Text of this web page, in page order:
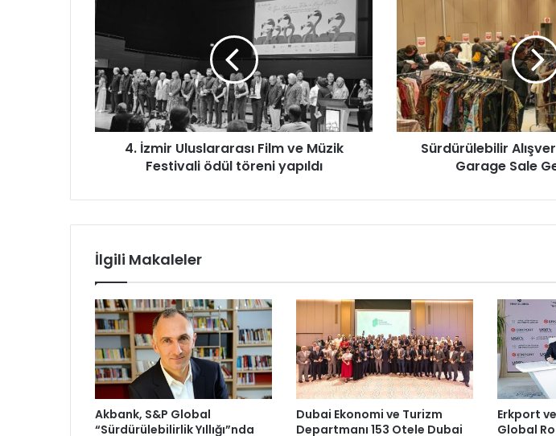
İ
m
i
r
U
l
a
r
a
s
ı
F
i
l
m
v
e
M
4. İzmir Uluslararası Film ve Müzik
Festivali ödül töreni yapıldı
d
ü
r
ü
l
e
i
ş
v
e
r
i
ş
E
t
k
Sürdürülebilir
Garage Sale
İlgili Makaleler
Akbank, S&P Global
“Sürdürülebilirlik Yıllığı”nda
Dubai Ekonomi ve Turizm
Departmanı 153 Otele Dubai
Erkport
Global